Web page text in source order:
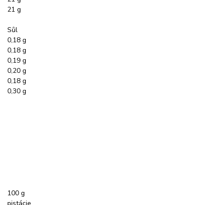
21 g
Sůl
0,18 g
0,18 g
0,19 g
0,20 g
0,18 g
0,30 g
100 g